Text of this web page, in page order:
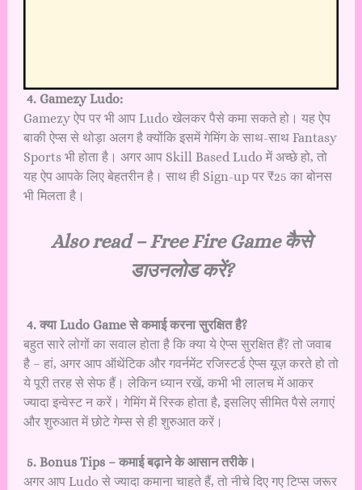
4. Gamezy Ludo:
Gamezy ऐप पर भी आप Ludo खेलकर पैसे कमा सकते हो। यह ऐप
बाकी ऐप्स से थोड़ा अलग है क्योंकि इसमें गेमिंग के साथ-साथ Fantasy
Sports भी होता है। अगर आप Skill Based Ludo में अच्छे हो, तो
यह ऐप आपके लिए बेहतरीन है। साथ ही Sign-up पर ₹25 का बोनस
भी मिलता है।
Also read –Free Fire Game कैसे
डाउनलोड करें?
4. क्या Ludo Game से कमाई करना सुरक्षित है?
बहुत सारे लोगों का सवाल होता है कि क्या ये ऐप्स सुरक्षित हैं? तो जवाब
है – हां, अगर आप ऑथेंटिक और गवर्नमेंट रजिस्टर्ड ऐप्स यूज़ करते हो तो
ये पूरी तरह से सेफ हैं। लेकिन ध्यान रखें, कभी भी लालच में आकर
ज्यादा इन्वेस्ट न करें। गेमिंग में रिस्क होता है, इसलिए सीमित पैसे लगाएं
और शुरुआत में छोटे गेम्स से ही शुरुआत करें।
5. Bonus Tips – कमाई बढ़ाने के आसान तरीके।
अगर आप Ludo से ज्यादा कमाना चाहते हैं, तो नीचे दिए गए टिप्स जरूर